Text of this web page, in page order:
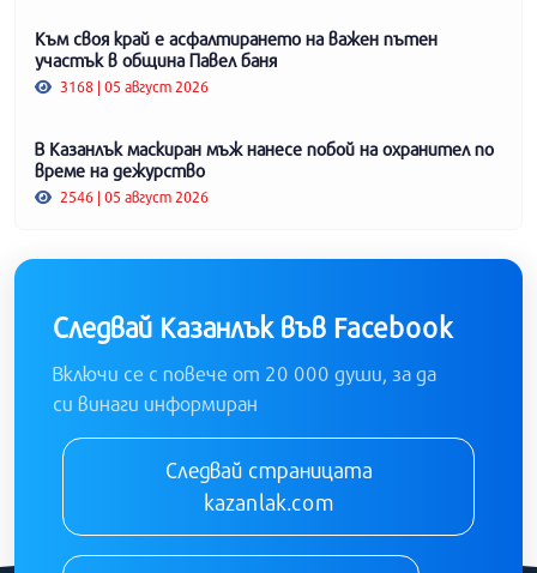
Към своя край е асфалтирането на важен пътен
участък в община Павел баня
3168 | 05 август 2026
В Казанлък маскиран мъж нанесе побой на охранител по
време на дежурство
2546 | 05 август 2026
Следвай Казанлък във Facebook
Включи се с повече от 20 000 души, за да
си винаги информиран
Следвай страницата
kazanlak.com